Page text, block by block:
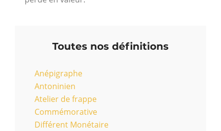
Toutes nos définitions
Anépigraphe
Antoninien
Atelier de frappe
Commémorative
Différent Monétaire